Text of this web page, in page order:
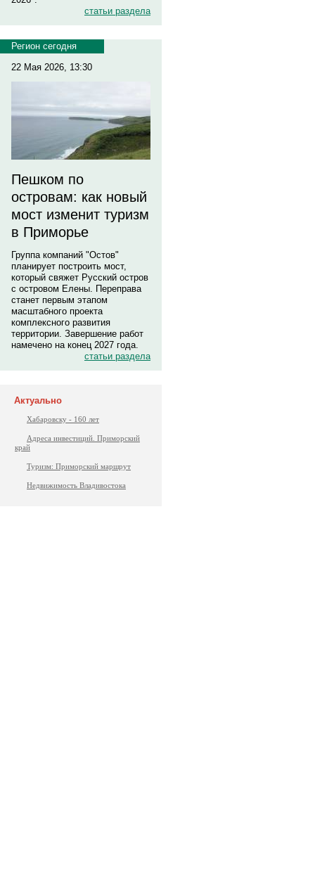
статьи раздела
Регион сегодня
22 Мая 2026, 13:30
Пешком по
островам: как новый
мост изменит туризм
в Приморье
Группа компаний "Остов"
планирует построить мост,
который свяжет Русский остров
с островом Елены. Переправа
станет первым этапом
масштабного проекта
комплексного развития
территории. Завершение работ
намечено на конец 2027 года.
статьи раздела
Актуально
Хабаровску - 160 лет
Адреса инвестиций. Приморский
край
Туризм: Приморский маршрут
Недвижимость Владивостока